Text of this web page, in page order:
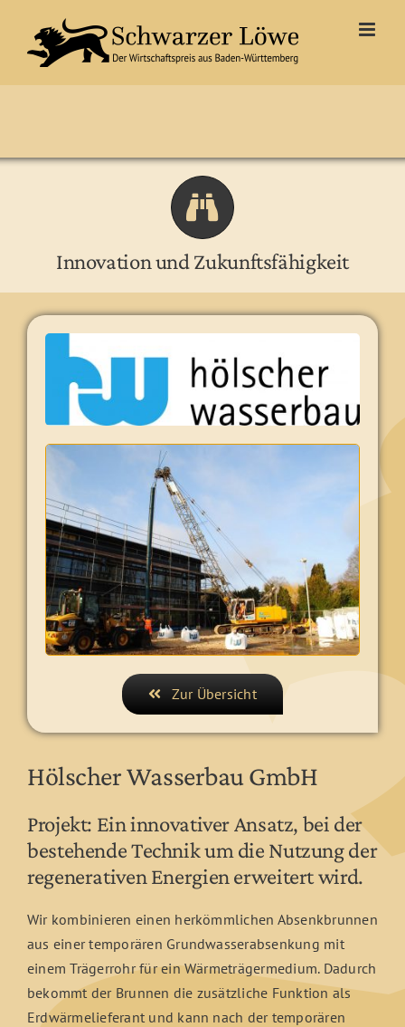
Inhalt
springen
Innovation und Zukunftsfähigkeit
Zur Übersicht
Hölscher Wasserbau GmbH
Projekt: Ein innovativer Ansatz, bei der
bestehende Technik um die Nutzung der
regenerativen Energien erweitert wird.
Wir kombinieren einen herkömmlichen Absenkbrunnen
aus einer temporären Grundwasserabsenkung mit
einem Trägerrohr für ein Wärmeträgermedium. Dadurch
bekommt der Brunnen die zusätzliche Funktion als
Erdwärmelieferant und kann nach der temporären